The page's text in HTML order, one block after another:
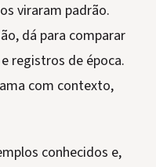
viraram padrão.
dá para comparar
registros de época.
com contexto,
conhecidos e,